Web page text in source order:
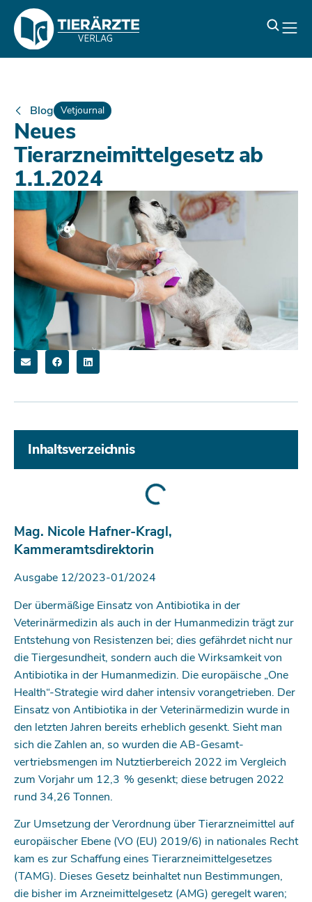
Blog Vetjournal
Neues
Tierarzneimittelgesetz ab
1.1.2024
Inhaltsverzeichnis
Mag. Nicole Hafner-Kragl,
Kammeramtsdirektorin
Ausgabe 12/2023-01/2024
Der übermäßige Einsatz von Antibiotika in der
Veterinärmedizin als auch in der Humanmedizin trägt zur
Entstehung von Resistenzen bei; dies gefährdet nicht nur
die Tiergesundheit, sondern auch die Wirksamkeit von
Antibiotika in der Humanmedizin. Die europäische „One
Health“-Strategie wird daher intensiv vorangetrieben. Der
Einsatz von Antibiotika in der Veterinärmedizin wurde in
den letzten Jahren bereits erheblich gesenkt. Sieht man
sich die Zahlen an, so wurden die AB-Gesamt­
vertriebsmengen im Nutztierbereich 2022 im Vergleich
zum Vorjahr um 12,3 % gesenkt; diese betrugen 2022
rund 34,26 Tonnen.
Zur Umsetzung der Verordnung über Tierarzneimittel auf
europäischer Ebene (VO (EU) 2019/6) in nationales Recht
kam es zur Schaffung eines Tierarzneimittelgesetzes
(TAMG). Dieses Gesetz beinhaltet nun Bestimmungen,
die bisher im Arzneimittelgesetz (AMG) geregelt waren;